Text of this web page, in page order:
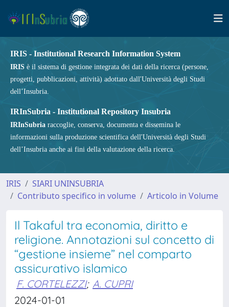
IRIS - Institutional Research Information System
IRIS è il sistema di gestione integrata dei dati della ricerca (persone,
progetti, pubblicazioni, attività) adottato dall'Università degli Studi
dell’Insubria.
IRInSubria - Institutional Repository Insubria
IRInSubria raccoglie, conserva, documenta e dissemina le
informazioni sulla produzione scientifica dell'Università degli Studi
dell’Insubria anche ai fini della valutazione della ricerca.
IRIS
SIARI UNINSUBRIA
Contributo specifico in volume
Articolo in Volume
Il Takaful tra economia, diritto e
religione. Annotazioni sul concetto di
“gestione insieme” nel comparto
assicurativo islamico
F. CORTELEZZI; A. CUPRI
2024-01-01